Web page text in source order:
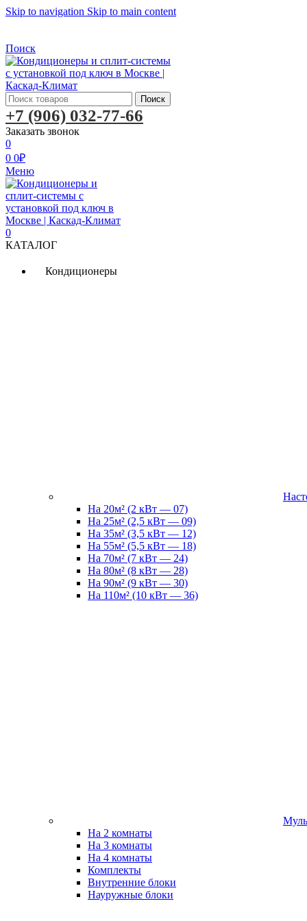
Skip to navigation Skip to main content
Поиск
Поиск
+7 (906) 032-77-66
Заказать звонок
0
0 0₽
Меню
0
КАТАЛОГ
Кондиционеры
На 20м² (2 кВт — 07)
На 25м² (2,5 кВт — 09)
На 35м² (3,5 кВт — 12)
На 55м² (5,5 кВт — 18)
На 70м² (7 кВт — 24)
На 80м² (8 кВт — 28)
На 90м² (9 кВт — 30)
На 110м² (10 кВт — 36)
На 2 комнаты
На 3 комнаты
На 4 комнаты
Комплекты
Внутренние блоки
Науружные блоки